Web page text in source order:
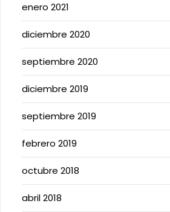
enero 2021
diciembre 2020
septiembre 2020
diciembre 2019
septiembre 2019
febrero 2019
octubre 2018
abril 2018